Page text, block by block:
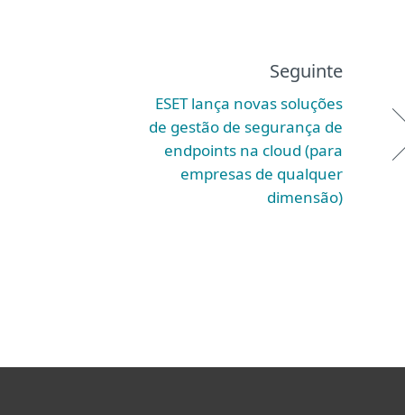
Seguinte
ESET lança novas soluções
de gestão de segurança de
endpoints na cloud (para
empresas de qualquer
dimensão)